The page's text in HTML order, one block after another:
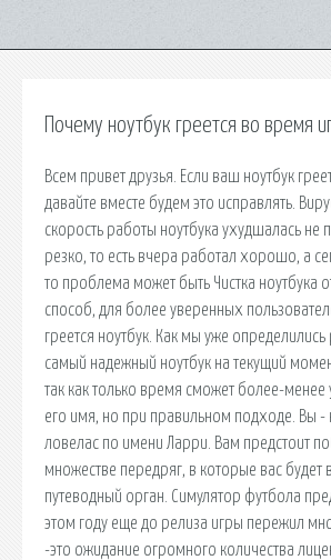
Почему ноутбук греется во время
Всем привет друзья. Если ваш ноутбук
давайте вместе будем это исправлять.
скорость работы ноутбука ухудшалась не
резко, то есть вчера работал хорошо, а
то проблема может быть Чистка ноутбука
способ, для более уверенных
греется ноутбук. Как мы уже определились
самый надежный ноутбук на текущий
так как только время сможет более-менее
его имя, но при правильном подходе. Вы -
ловелас по имени Ларри. Вам предстоит
множестве передряг, в которые вас будет
путеводный орган. Симулятор футбола
этом году еще до релиза игры пережил
-это ожидание огромного количества